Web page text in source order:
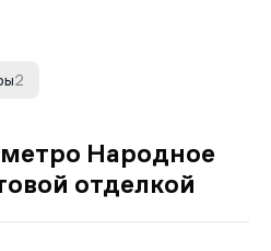
2
Народное
отделкой